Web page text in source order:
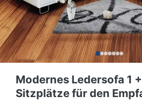
Modernes Ledersofa 1
Sitzplätze für den